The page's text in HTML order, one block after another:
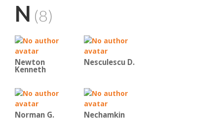
N (8)
Newton
Kenneth
Nesculescu D.
Norman G. Nechamkin